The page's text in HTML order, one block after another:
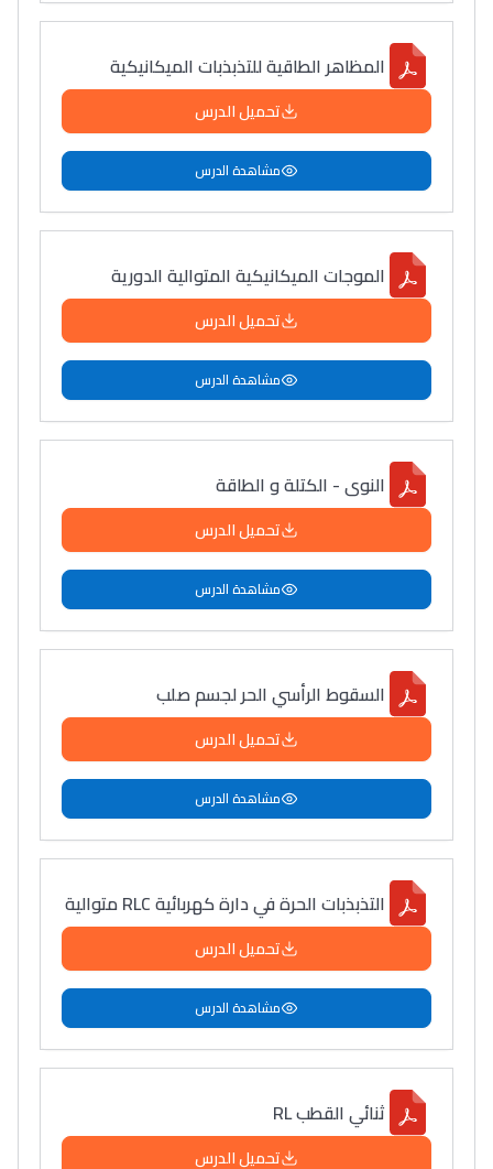
المظاهر الطاقية للتذبذبات الميكانيكية
تحميل الدرس
مشاهدة الدرس
الموجات الميكانيكية المتوالية الدورية
تحميل الدرس
مشاهدة الدرس
النوى - الكتلة و الطاقة
تحميل الدرس
مشاهدة الدرس
السقوط الرأسي الحر لجسم صلب
تحميل الدرس
مشاهدة الدرس
التذبذبات الحرة في دارة كهربائية RLC متوالية
تحميل الدرس
مشاهدة الدرس
ثنائي القطب RL
تحميل الدرس